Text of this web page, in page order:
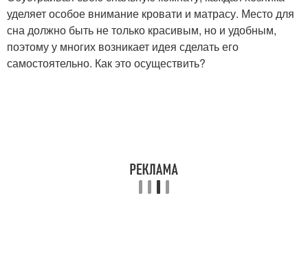
уделяет особое внимание кровати и матрасу. Место для
сна должно быть не только красивым, но и удобным,
поэтому у многих возникает идея сделать его
самостоятельно. Как это осуществить?